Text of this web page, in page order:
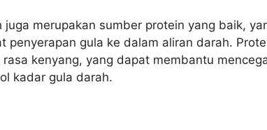
juga merupakan sumber protein yang baik,
penyerapan gula ke dalam aliran darah.
kenyang, yang dapat membantu
kadar gula darah.